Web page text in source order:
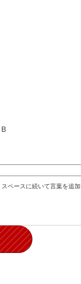
ペースに続いて言葉を追